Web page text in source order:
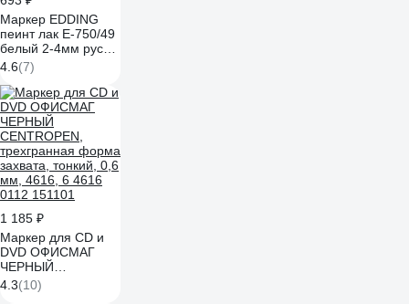
Маркер EDDING
пеинт лак E-750/49
белый 2-4мм рус
блистер белый E-
750#1-B#49#RUS
4.6(7)
1 185 ₽
Маркер для CD и
DVD ОФИСМАГ
ЧЕРНЫЙ
CENTROPEN,
трехгранная форма
4.3(10)